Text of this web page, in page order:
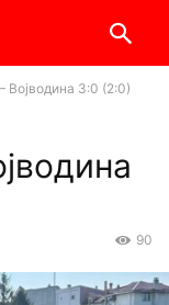
Војводина 3:0 (2:0)
90